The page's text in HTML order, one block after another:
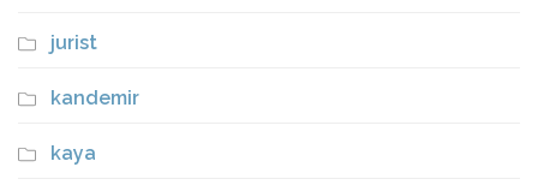
jurist
kandemir
kaya